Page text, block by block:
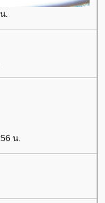
.
น.